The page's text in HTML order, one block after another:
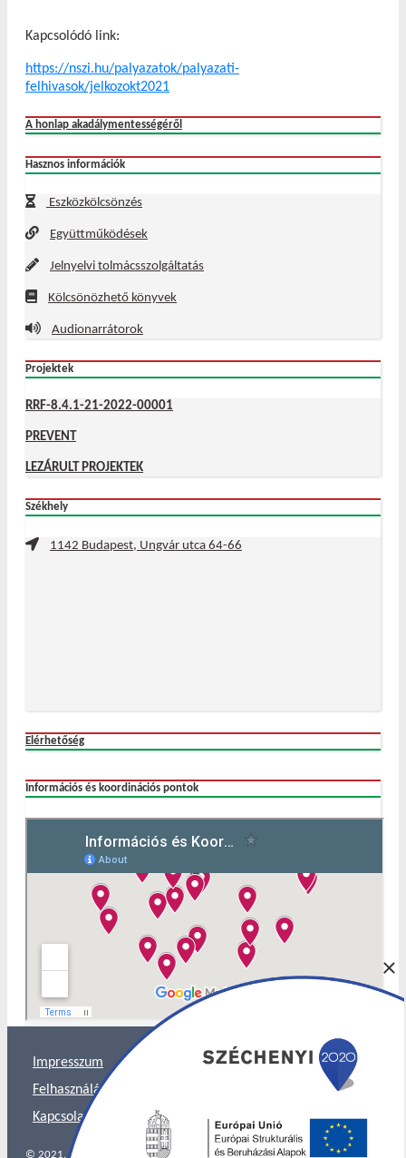
×
Kapcsolódó link:
https://nszi.hu/palyazatok/palyazati-
felhivasok/jelkozokt2021
A honlap akadálymentességéről
Hasznos információk
Eszközkölcsönzés
Együttműködések
Jelnyelvi tolmácsszolgáltatás
Kölcsönözhető könyvek
Audionarrátorok
Projektek
RRF-8.4.1-21-2022-00001
PREVENT
LEZÁRULT PROJEKTEK
Székhely
1142 Budapest, Ungvár utca 64-66
Elérhetőség
Információs és koordinációs pontok
Impresszum
Felhasználás és Adatkezelés
Kapcsolat
© 2021. Minden jog fenntartva